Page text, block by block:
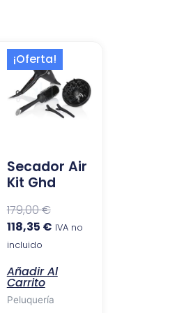
¡Oferta!
Secador Air
Kit Ghd
179,00€
El
precio
original
era:
179,00 €.
118,35 €
El
precio
actual
es:
118,35 €.
IVA no
incluido
Añadir Al
Carrito
Peluquería